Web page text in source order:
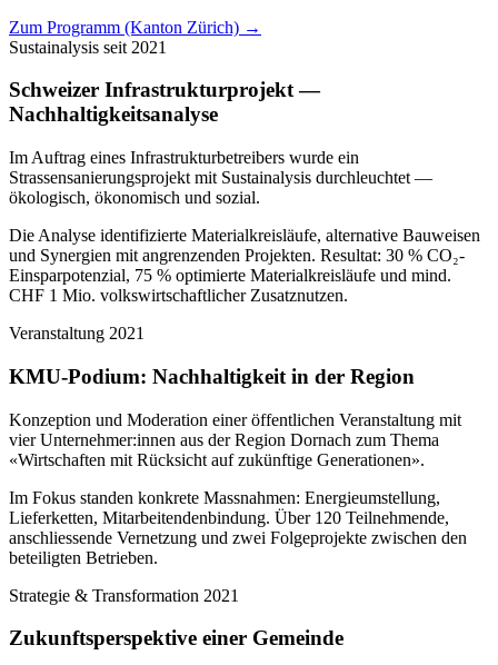
Zum Programm (Kanton Zürich) →
Sustainalysis seit 2021
Schweizer Infrastrukturprojekt —
Nachhaltigkeitsanalyse
Im Auftrag eines Infrastrukturbetreibers wurde ein
Strassensanierungsprojekt mit Sustainalysis durchleuchtet —
ökologisch, ökonomisch und sozial.
Die Analyse identifizierte Materialkreisläufe, alternative Bauweisen
und Synergien mit angrenzenden Projekten. Resultat: 30 % CO₂-
Einsparpotenzial, 75 % optimierte Materialkreisläufe und mind.
CHF 1 Mio. volkswirtschaftlicher Zusatznutzen.
Veranstaltung 2021
KMU-Podium: Nachhaltigkeit in der Region
Konzeption und Moderation einer öffentlichen Veranstaltung mit
vier Unternehmer:innen aus der Region Dornach zum Thema
«Wirtschaften mit Rücksicht auf zukünftige Generationen».
Im Fokus standen konkrete Massnahmen: Energieumstellung,
Lieferketten, Mitarbeitendenbindung. Über 120 Teilnehmende,
anschliessende Vernetzung und zwei Folgeprojekte zwischen den
beteiligten Betrieben.
Strategie & Transformation 2021
Zukunftsperspektive einer Gemeinde